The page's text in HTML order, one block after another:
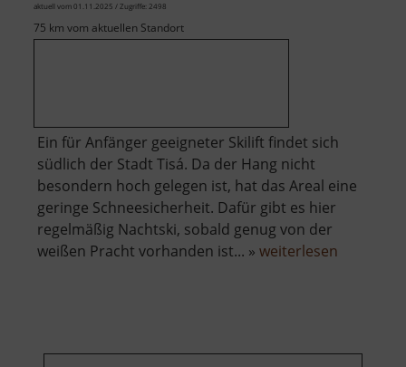
aktuell vom 01.11.2025 / Zugriffe: 2498
75 km vom aktuellen Standort
Ein für Anfänger geeigneter Skilift findet sich
südlich der Stadt Tisá. Da der Hang nicht
besondern hoch gelegen ist, hat das Areal eine
geringe Schneesicherheit. Dafür gibt es hier
regelmäßig Nachtski, sobald genug von der
weißen Pracht vorhanden ist... » weiterlesen